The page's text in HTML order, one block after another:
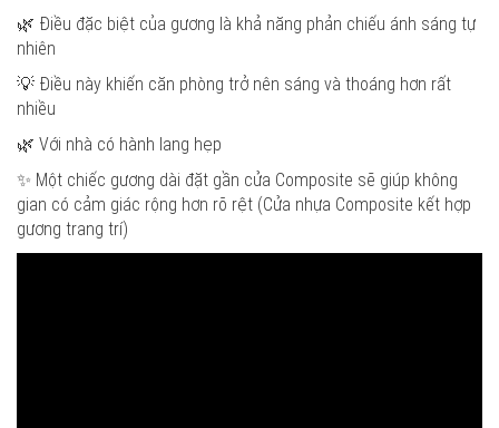
🌿 Điều đặc biệt của gương là khả năng phản chiếu ánh sáng tự
nhiên
💡 Điều này khiến căn phòng trở nên sáng và thoáng hơn rất
nhiều
🌿 Với nhà có hành lang hẹp
✨ Một chiếc gương dài đặt gần cửa Composite sẽ giúp không
gian có cảm giác rộng hơn rõ rệt (Cửa nhựa Composite kết hợp
gương trang trí)